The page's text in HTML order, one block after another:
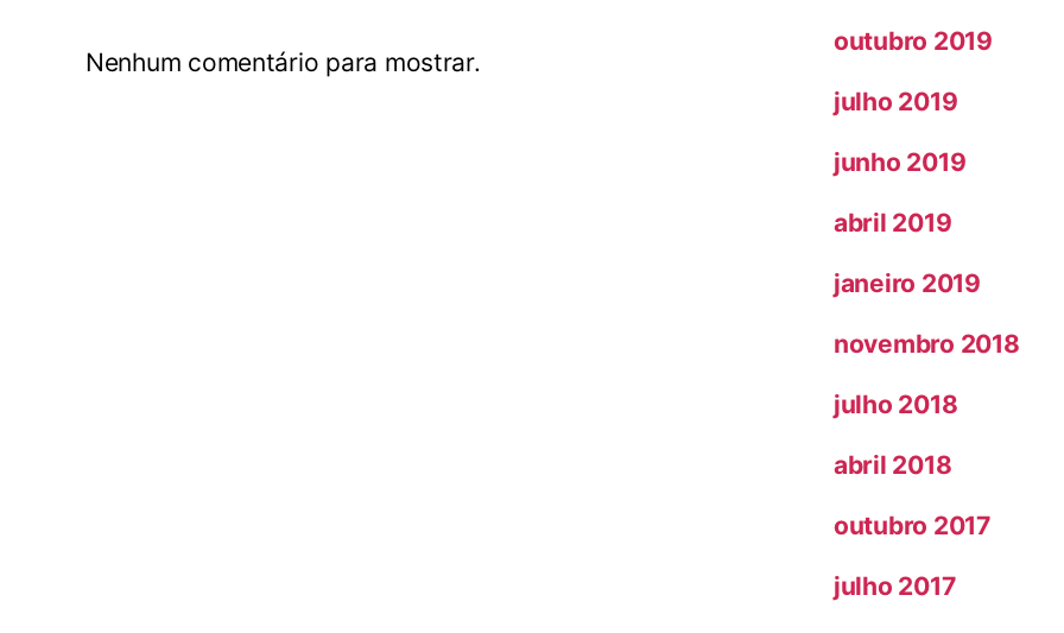
Nenhum comentário para mostrar.
outubro 2019
julho 2019
junho 2019
abril 2019
janeiro 2019
novembro 2018
julho 2018
abril 2018
outubro 2017
julho 2017